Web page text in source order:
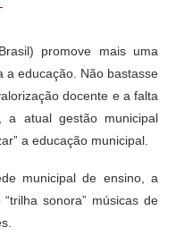
promove mais uma
a educação. Não bastasse
docente e a falta
a atual gestão municipal
a educação municipal.
municipal de ensino, a
sonora” músicas de